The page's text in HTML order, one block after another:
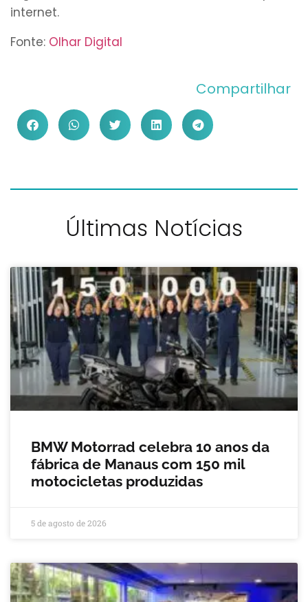
internet.
Fonte: Olhar Digital
Compartilhar
Últimas Notícias
BMW Motorrad celebra 10 anos da
fábrica de Manaus com 150 mil
motocicletas produzidas
5 de agosto de 2026